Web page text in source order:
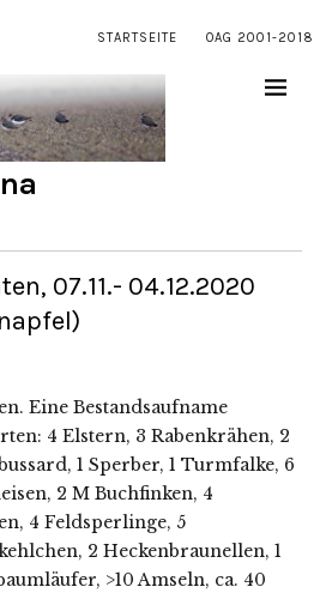
STARTSEITE OAG 2001-2018
07.11.- 04.12.2020
Eine Bestandsaufname
4 Elstern, 3 Rabenkrähen, 2
1 Sperber, 1 Turmfalke, 6
2 M Buchfinken, 4
4 Feldsperlinge, 5
2 Heckenbraunellen, 1
>10 Amseln, ca. 40